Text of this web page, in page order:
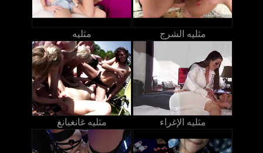
مثليه مثليه الشرج
مثليه غانغبانغ مثليه الإغراء